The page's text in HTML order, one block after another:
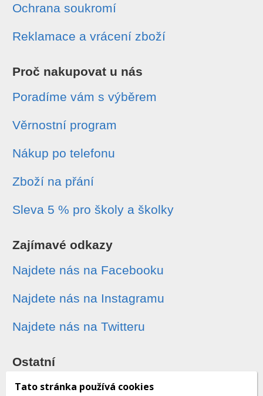
Ochrana soukromí
Reklamace a vrácení zboží
Proč nakupovat u nás
Poradíme vám s výběrem
Věrnostní program
Nákup po telefonu
Zboží na přání
Sleva 5 % pro školy a školky
Zajímavé odkazy
Najdete nás na Facebooku
Najdete nás na Instagramu
Najdete nás na Twitteru
Ostatní
Sledování zásilek
Tato stránka používá cookies